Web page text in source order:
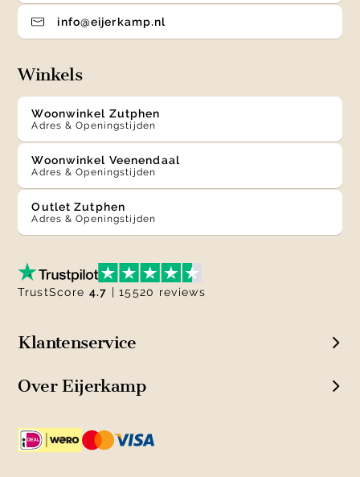
info@eijerkamp.nl
Winkels
Woonwinkel Zutphen
Adres & Openingstijden
Woonwinkel Veenendaal
Adres & Openingstijden
Outlet Zutphen
Adres & Openingstijden
Klantenservice
Over Eijerkamp
TrustScore 4.7 | 15520 reviews